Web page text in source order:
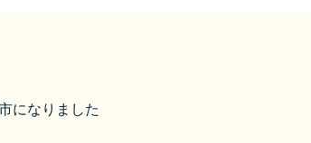
になりました